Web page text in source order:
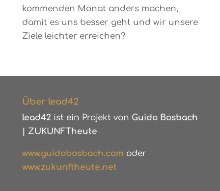
kommenden Monat anders machen,
damit es uns besser geht und wir unsere
Ziele leichter erreichen?
Über lead42
lead42 ist ein Projekt von Guido Bosbach
ZUKUNFTheute
www.guidobosbach.com oder
www.zukunftheute.net